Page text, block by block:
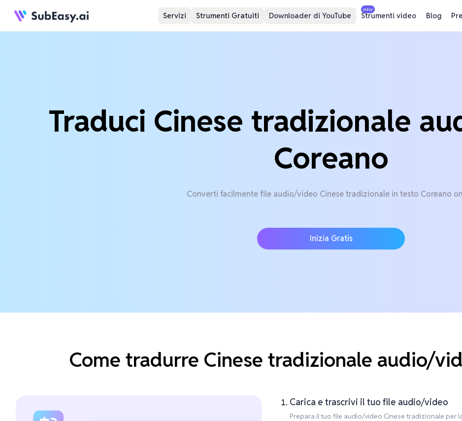
Servizi Strumenti Gratuiti Downloader di YouTube
NEW
Strumenti video Blog
Traduci Cinese tradizionale
Coreano
Converti facilmente file audio/video Cinese tradizionale in testo Coreano
Inizia Gratis
Come tradurre Cinese tradizionale audio/
Carica e trascrivi il tuo file audio/video
Prepara il tuo file audio/video Cinese tradizionale per